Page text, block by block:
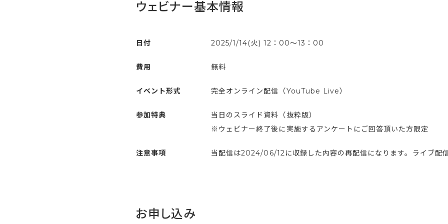
ウェビナー基本情報
日付 2025/1/14(火) 12：00〜13：00
費用 無料
イベント形式 完全オンライン配信（YouTube Live）
参加特典
当日のスライド資料（抜粋版）
※ウェビナー終了後に実施するアンケートにご回答頂いた方限定
注意事項 当配信は2024/06/12に収録した内容の再配信になります。ライブ配
お申し込み